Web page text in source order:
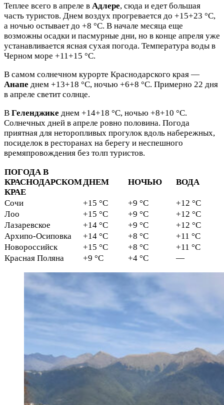
Теплее всего в апреле в Адлере, сюда и едет большая
часть туристов. Днем воздух прогревается до +15+23 °C,
а ночью остывает до +8 °C. В начале месяца еще
возможны осадки и пасмурные дни, но в конце апреля уже
устанавливается ясная сухая погода. Температура воды в
Черном море +11+15 °C.
В самом солнечном курорте Краснодарского края —
Анапе днем +13+18 °C, ночью +6+8 °C. Примерно 22 дня
в апреле светит солнце.
В Геленджике днем +14+18 °C, ночью +8+10 °C.
Солнечных дней в апреле ровно половина. Погода
приятная для неторопливых прогулок вдоль набережных,
посиделок в ресторанах на берегу и неспешного
времяпровождения без толп туристов.
ПОГОДА В
КРАСНОДАРСКОМ
КРАЕ
ДНЕМ НОЧЬЮ ВОДА
Сочи +15 °C +9 °C
+12 °C
Лоо
+15 °C +9 °C
+12 °C
Лазаревское
+14 °C +9 °C
+12 °C
Архипо-Осиповка
+14 °C +8 °C
+11 °C
Новороссийск
+15 °C +8 °C
+11 °C
Красная Поляна
+9 °C +4 °C —